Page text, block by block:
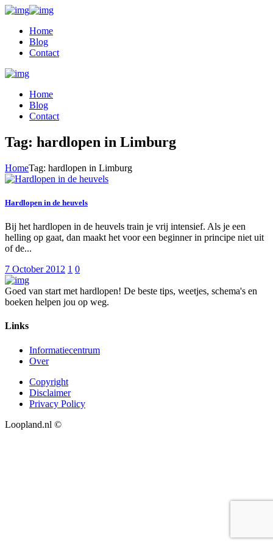
Home
Blog
Contact
Home
Blog
Contact
Tag: hardlopen in Limburg
HomeTag: hardlopen in Limburg
Hardlopen in de heuvels
Bij het hardlopen in de heuvels train je vrij intensief. Als je een
helling op gaat, dan maakt het voor een beginner in principe niet uit
of de...
7 October 2012 1 0
Goed van start met hardlopen! De beste tips, weetjes, schema's en
boeken helpen jou op weg.
Links
Informatiecentrum
Over
Copyright
Disclaimer
Privacy Policy
Loopland.nl ©